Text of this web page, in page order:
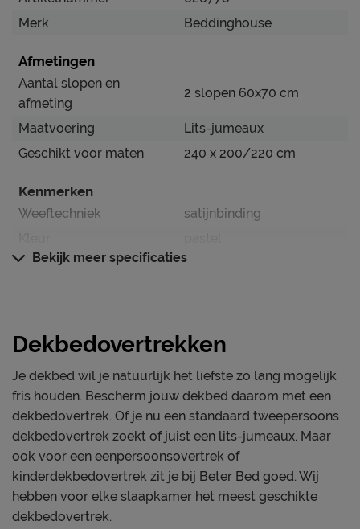
Merk
Beddinghouse
Afmetingen
Aantal slopen en
afmeting
2 slopen 60x70 cm
Maatvoering
Lits-jumeaux
Geschikt voor maten
240 x 200/220 cm
Kenmerken
Weeftechniek
satijnbinding
instopstrook over gehele
Materiaal katoen satijn
Onderhoud
Wasinstructies wasbaar tot 40°C
Goed om te weten
Garantie
1 jaar volgens CBW
voorwaarden
Bekijk meer specificaties
Dekbedovertrekken
Je dekbed wil je natuurlijk het liefste zo lang mogelijk
fris houden. Bescherm jouw dekbed daarom met een
dekbedovertrek. Of je nu een standaard tweepersoons
dekbedovertrek zoekt of juist een lits-jumeaux. Maar
ook voor een eenpersoonsovertrek of
kinderdekbedovertrek zit je bij Beter Bed goed. Wij
hebben voor elke slaapkamer het meest geschikte
dekbedovertrek.